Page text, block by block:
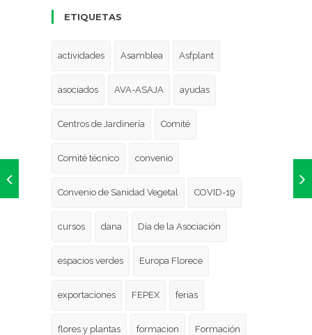
ETIQUETAS
actividades Asamblea Asfplant
asociados AVA-ASAJA ayudas
Centros de Jardinería Comité
Comité técnico convenio
Convenio de Sanidad Vegetal COVID-19
cursos dana Día de la Asociación
espacios verdes Europa Florece
exportaciones FEPEX ferias
flores y plantas formacion Formación